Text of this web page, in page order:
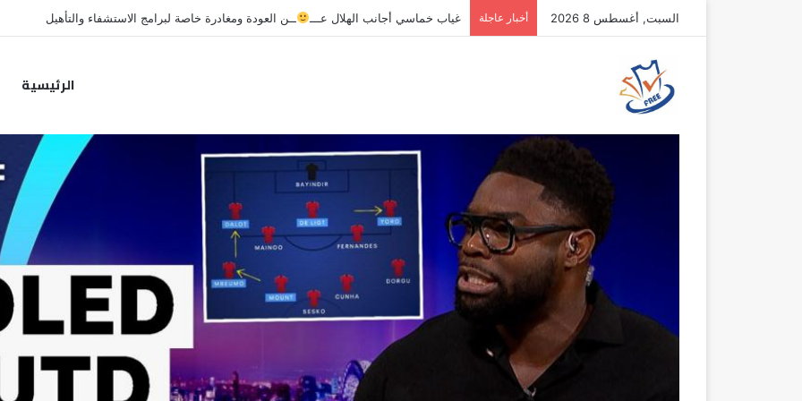
السبت, أغسطس 8 2026 أخبار عاجلة غياب خماسي أجانب الهلال عـــ ــن العودة ومغادرة خاصة لبرامج الاستشفاء والتأهيل
الرئيسية